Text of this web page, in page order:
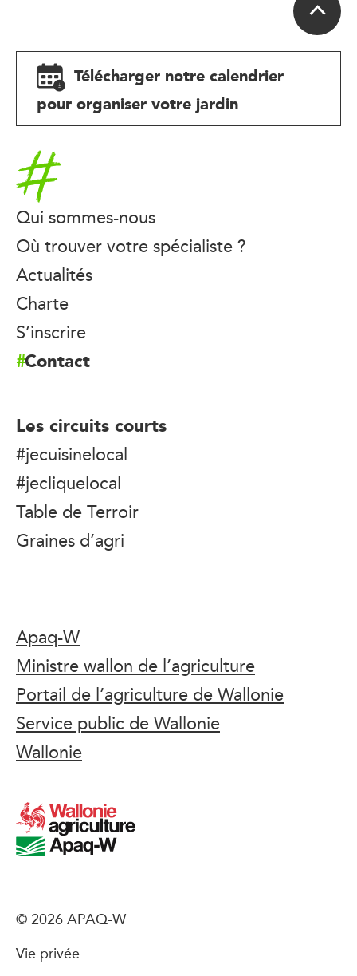
Télécharger notre calendrier
pour organiser votre jardin
Accueil
Qui sommes-nous
Où trouver votre spécialiste ?
Actualités
Charte
S’inscrire
Contact
Les circuits courts
#jecuisinelocal
#jecliquelocal
Table de Terroir
Graines d’agri
Apaq-W
Ministre wallon de l’agriculture
Portail de l’agriculture de Wallonie
Service public de Wallonie
Wallonie
© 2026 APAQ-W
Vie privée